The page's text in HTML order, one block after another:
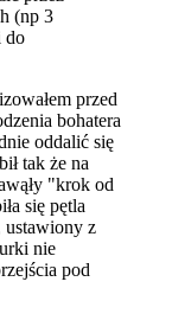
(np 3
do
przed
bohatera
oddalić się
tak że na
"krok od
się pętla
ustawiony z
nie
pod